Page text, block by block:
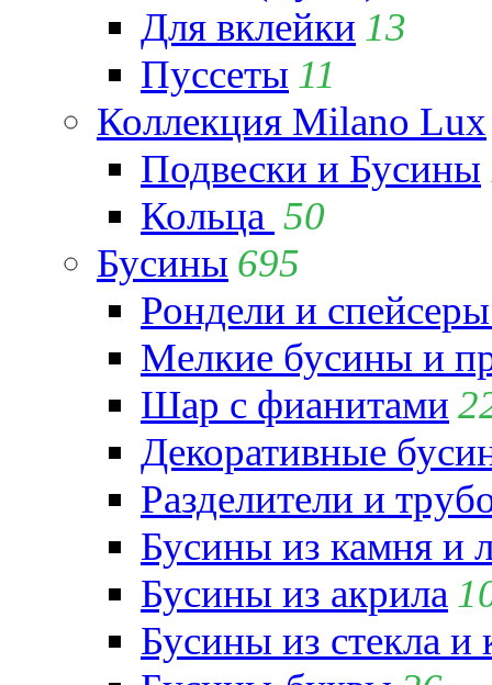
Для вклейки 13
Пуссеты 11
Коллекция Milano Lux
Подвески и Бусины
Кольца 50
Бусины 695
Рондели и
Мелкие бусины и
Шар с фианитами
Декоративные
Разделители и
Бусины из камня и
Бусины из акрила
Бусины из стекла и